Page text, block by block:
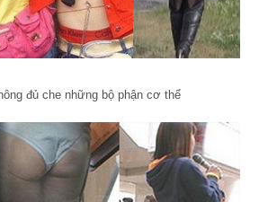
đủ che những bộ phận cơ thể